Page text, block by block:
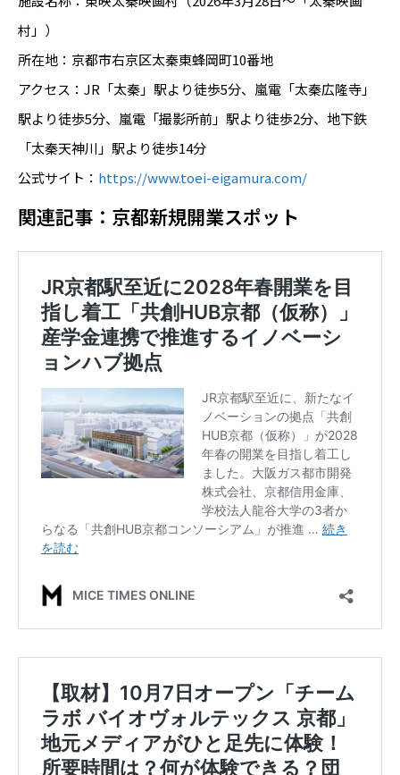
村」）
所在地：京都市右京区太秦東蜂岡町10番地
アクセス：JR「太秦」駅より徒歩5分、嵐電「太秦広隆寺」
駅より徒歩5分、嵐電「撮影所前」駅より徒歩2分、地下鉄
「太秦天神川」駅より徒歩14分
公式サイト： https://www.toei-eigamura.com/
関連記事：京都新規開業スポット